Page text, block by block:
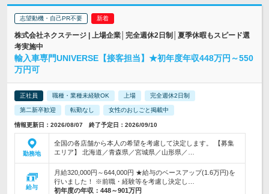
志望動機・自己PR不要
株式会社ネクステージ | 上場企業│完全週休2日制│夏季休暇もスピード選
考実施中
輸入車専門UNIVERSE【接客担当】★初年度年収448万円～550
万円可
正社員 職種・業種未経験OK 上場 完全週休2日制
第二新卒歓迎 転勤なし 女性のおしごと掲載中
情報更新日：2026/08/07 終了予定日：2026/09/10
勤務地
全国の各店舗から本人の希望を考慮して決定します。 【募集
エリア】 北海道／青森県／宮城県／山形県／…
給与
月給320,000円～644,000円 ★給与のベースアップ(1.6万円)を
行いました！ ※前職・経験等を考慮し決定し…
初年度の年収： 448～901万円